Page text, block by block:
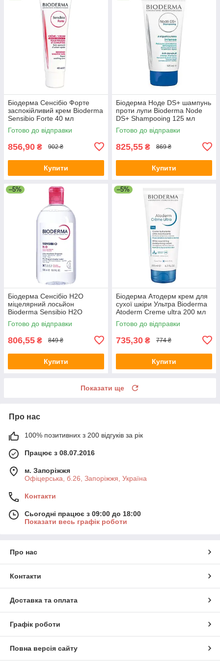
Біодерма Сенсібіо Форте
заспокійливий крем Bioderma
Sensibio Forte 40 мл
Готово до відправки
856,90 ₴ 902 ₴
Купити
Біодерма Ноде DS+ шампунь
проти лупи Bioderma Node
DS+ Shampooing 125 мл
Готово до відправки
825,55 ₴ 869 ₴
Купити
–5%
Біодерма Сенсібіо H2O
міцелярний лосьйон
Bioderma Sensibio H2O
solution micellaire 500 мл
Готово до відправки
806,55 ₴ 849 ₴
Купити
–5%
Біодерма Атодерм крем для
сухої шкіри Ультра Bioderma
Atoderm Creme ultra 200 мл
Готово до відправки
735,30 ₴ 774 ₴
Купити
Показати ще
Про нас
100% позитивних з 200 відгуків за рік
Працює з 08.07.2016
м. Запоріжжя
Офіцерська, б.26, Запоріжжя, Україна
Контакти
Сьогодні працює з 09:00 до 18:00
Показати весь графік роботи
Про нас
Контакти
Доставка та оплата
Графік роботи
Повна версія сайту